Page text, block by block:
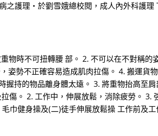
之護理‧於劉雪娥總校閱，成人內外科護
物時不可扭轉腰 部。 2. 不可以在不對稱的
姿勢不正確容易造成肌肉拉傷。 4. 搬運貨
持的物品離身體太遠。 3. 將重物抬高至
傷。 2. 工作中，伸展放鬆，消除疲勞。 3.
巾健身操及(二)徒手伸展放鬆操 工作前及